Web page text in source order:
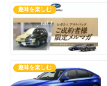
趣味を楽しむ
趣味を楽しむ